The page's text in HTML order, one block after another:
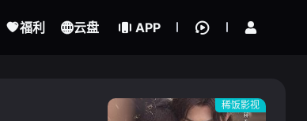
福利 云盘 APP
稀饭影视